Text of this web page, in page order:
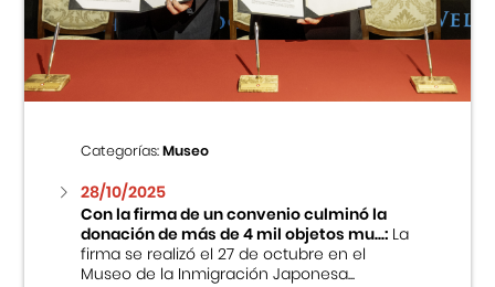
Categorías:Museo
28/10/2025
Con la firma de un convenio culminó la
donación de más de 4 mil objetos mu...:La
firma se realizó el 27 de octubre en el
Museo de la Inmigración Japonesa...